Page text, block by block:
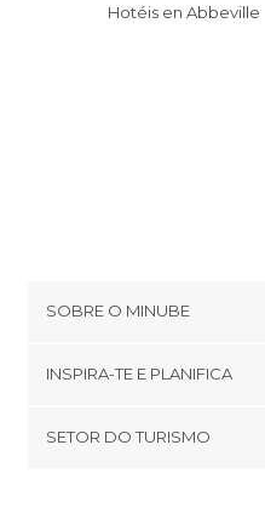
Hotéis en Abbeville
SOBRE O MINUBE
Términos e Condições
INSPIRA-TE E PLANIFICA
SETOR DO TURISMO